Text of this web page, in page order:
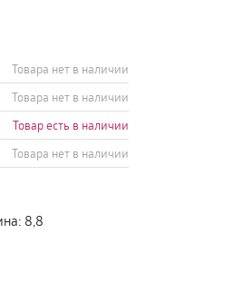
Товара нет в наличии
Товара нет в наличии
Товар есть в наличии
Товара нет в наличии
: 8,8